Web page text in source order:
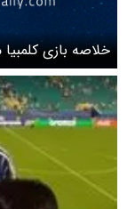
خلاصه بازی کلمبیا